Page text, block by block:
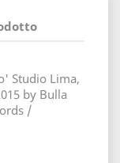
Studio Lima,
by Bulla
/